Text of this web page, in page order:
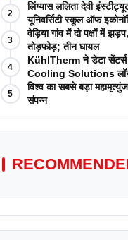
वादा
2
लिंग्यास ललिता देवी
यूनिवर्सिटी स्कूल ऑफ
साथ अकादमिक पत्रिकाओं में
दिवसीय कार्यशाला का आयोजन
3
वेड़िया गांव में दो पक्षों में
तोड़फोड़; तीन घायल
4
KühlTherm ने डेटा
Cooling Solutions
5
विश्व का सबसे बड़ा
संपन्न